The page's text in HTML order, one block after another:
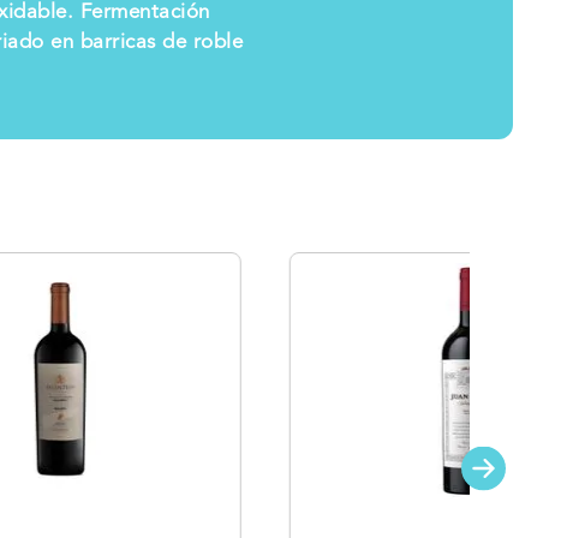
Fermentación
en barricas de roble